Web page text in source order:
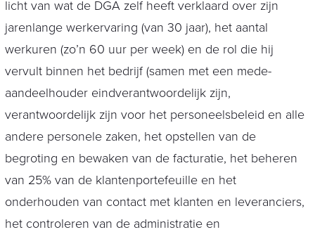
licht van wat de DGA zelf heeft verklaard over zijn
jarenlange werkervaring (van 30 jaar), het aantal
werkuren (zo’n 60 uur per week) en de rol die hij
vervult binnen het bedrijf (samen met een mede-
aandeelhouder eindverantwoordelijk zijn,
verantwoordelijk zijn voor het personeelsbeleid en alle
andere personele zaken, het opstellen van de
begroting en bewaken van de facturatie, het beheren
van 25% van de klantenportefeuille en het
onderhouden van contact met klanten en leveranciers,
het controleren van de administratie en